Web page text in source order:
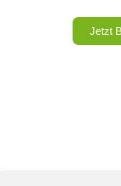
Jetzt